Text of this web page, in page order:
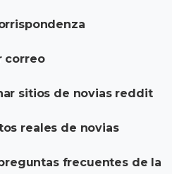
correo
sitios de novias reddit
reales de novias
frecuentes de la